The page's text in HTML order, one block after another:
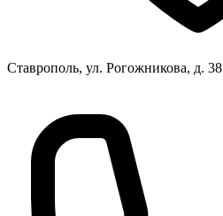
Ставрополь, ул. Рогожникова, д. 38